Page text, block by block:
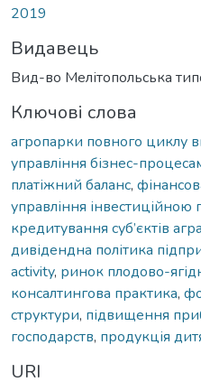
2019
Видавець
Вид-во Мелітопольська
Ключові слова
агропарки повного циклу
управління бізнес-
платіжний баланс,
управління інвестиційною
кредитування суб’єктів
дивідендна політика
activity, ринок плодово-
консалтингова практика,
структури, підвищення
господарств, продукція
URI